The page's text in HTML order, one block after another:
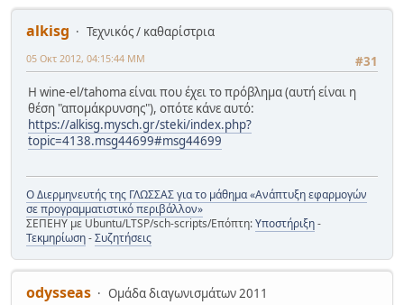
alkisg
Τεχνικός / καθαρίστρια
#31
05 Οκτ 2012, 04:15:44 ΜΜ
Η wine-el/tahoma είναι που έχει το πρόβλημα (αυτή είναι η
θέση "απομάκρυνσης"), οπότε κάνε αυτό:
https://alkisg.mysch.gr/steki/index.php?
topic=4138.msg44699#msg44699
Ο Διερμηνευτής της ΓΛΩΣΣΑΣ για το μάθημα «Ανάπτυξη εφαρμογών
σε προγραμματιστικό περιβάλλον»
ΣΕΠΕΗΥ με Ubuntu/LTSP/sch-scripts/Επόπτη:Υποστήριξη-
Τεκμηρίωση-Συζητήσεις
odysseas
Ομάδα διαγωνισμάτων 2011